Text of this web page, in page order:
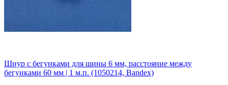
Шнур с бегунками для шины 6 мм, расстояние между
бегунками 60 мм | 1 м.п. (1050214, Bandex)